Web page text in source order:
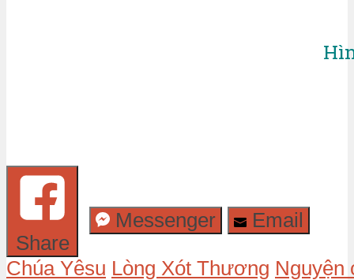
Share
Messenger Email
Chúa Yêsu Lòng Xót Thương Nguyện